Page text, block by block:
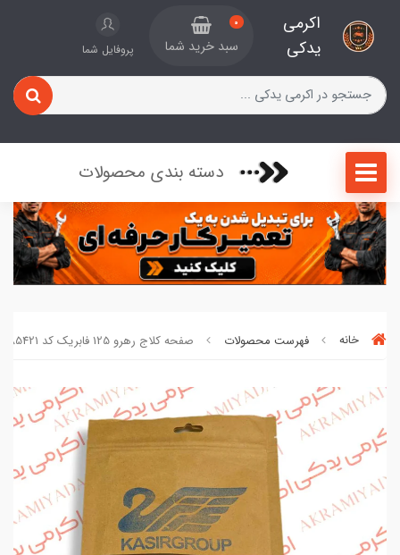
اکرمی
یدکی
0
سبد خرید شما پروفایل شما
دسته بندی محصولات
خانه فهرست محصولات صفحه کلاج رهرو 125 فابریک کد 85421